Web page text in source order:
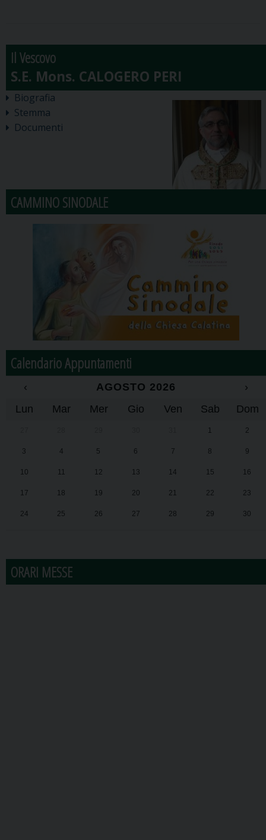
Il Vescovo
Biografia
Stemma
Documenti
CAMMINO SINODALE
Calendario Appuntamenti
‹ AGOSTO 2026
›
Lun
Mar Mer Gio Ven Sab Dom
1 2
3 4 5 6 7 8 9
10 11 12 13 14 15 16
17 18 19 20 21 22 23
24 25 26 27 28 29 30
ORARI MESSE